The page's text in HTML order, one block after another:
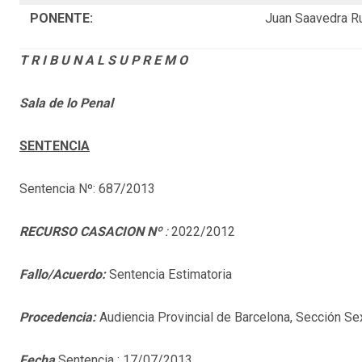
PONENTE:
Juan Saavedra
T R I B U N A L S U P R E M O
Sala de lo Penal
SENTENCIA
Sentencia Nº: 687/2013
RECURSO CASACION Nº:2022/2012
Fallo/Acuerdo: Sentencia Estimatoria
Procedencia: Audiencia Provincial de Barcelona, Sección